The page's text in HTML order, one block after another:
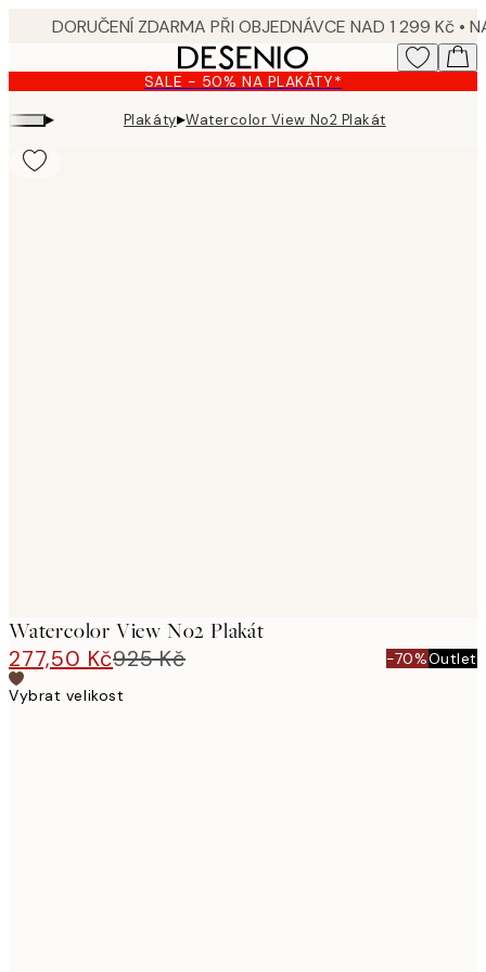
content.
SALE - 50% NA PLAKÁTY*
▸ Plakáty▸Watercolor View No2 Plakát
Watercolor View No2 Plakát
277,50 Kč925 Kč -70%Outlet
Vybrat velikost